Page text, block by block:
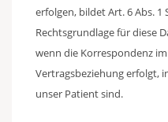
erfolgen, bildet Art. 6 Abs. 1
Rechtsgrundlage für diese
wenn die Korrespondenz
Vertragsbeziehung erfolgt,
unser Patient sind.